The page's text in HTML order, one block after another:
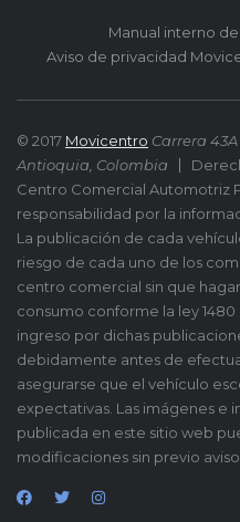
Manual interno
Aviso de privacidad
© 2017 Movicentro Carrera
Antioquia, Colombia
Centro Comercial Automotriz
responsabilidad por la
La publicación de cada
riesgo de cada uno de los
centro comercial sin que
consumo conforme la ley
ingreso por dichas
debidamente antes de
asegurarse que el vehículo
expectativas. Las imágenes e
publicada en este sitio web
modificaciones sin previo aviso.